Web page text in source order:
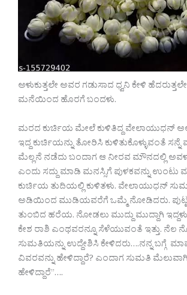
ಅಳುಕುತ್ತಲೇ ಅವರ ಗಡುಸಾದ ಧ್ವನಿ ಕೇಳಿ
ಮನೆಯಿಂದ ಹೊರಗೆ ಬಂದಳು.
ಮರದ ಕುರ್ಚಿಯ ಮೇಲೆ ಕುಳಿತಿದ್ದ ವೇಲಾಯುಧನ್
ಇದ್ದ ಕುರ್ಚಿಯನ್ನು ತೋರಿಸಿ ಕುಳಿತುಕೊಳ್ಳುವಂತೆ
ಮೆಲ್ಲನೆ ನಡೆದು ಬಂದಾಗ ಆ ನೀರವ ಮೌನದಲ್ಲಿ
ಎಂದು ಸದ್ದು ಮಾಡಿ ಮನಸ್ಸಿಗೆ ಪುಳಕವನ್ನು
ಕುರ್ಚಿಯ ತುದಿಯಲ್ಲಿ ಕುಳಿತಳು. ವೇಲಾಯುಧನ್
ಅಡಿಯಿಂದ ಮುಡಿಯವರೆಗೆ ಒಮ್ಮೆ ನೋಡಿದರು. ಪುಟ್ಟ
ತುಂಬಿದ ಹರೆಯ. ನೋಡಲು ಮುದ್ದು ಮುದ್ದಾಗಿ
ಕೇಶ ರಾಶಿ ಎಂಥವರನ್ನೂ ಸೆಳೆಯುವಂತೆ ಇತ್ತು. ನೆಲ
ಸುಮತಿಯನ್ನು ಉದ್ದೇಶಿಸಿ ಕೇಳಿದರು….ನನ್ನ ಬಗ್ಗೆ
ವಿವರವನ್ನು ಹೇಳಿದ್ದಾರೆ? ಎಂದಾಗ ಸುಮತಿ
ಹೇಳಿದ್ದಾರೆ”….